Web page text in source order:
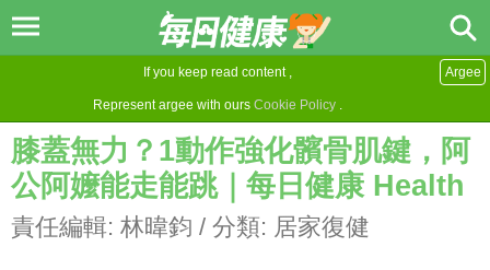
If you keep read content ,
Represent argee with ours Cookie Policy .
Argee
膝蓋無力？1動作強化髕骨肌鍵，阿
公阿嬤能走能跳｜每日健康 Health
責任編輯: 林暐鈞 / 分類: 居家復健